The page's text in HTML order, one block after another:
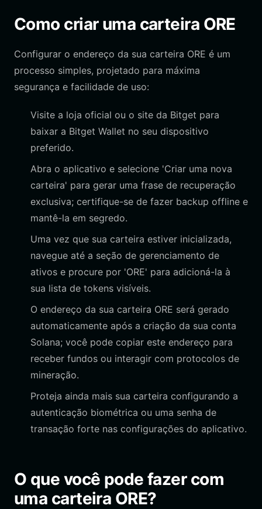
Como criar uma carteira ORE
Configurar o endereço da sua carteira ORE é um
processo simples, projetado para máxima
segurança e facilidade de uso:
Visite a loja oficial ou o site da Bitget para
baixar a Bitget Wallet no seu dispositivo
preferido.
Abra o aplicativo e selecione 'Criar uma nova
carteira' para gerar uma frase de recuperação
exclusiva; certifique-se de fazer backup offline e
mantê-la em segredo.
Uma vez que sua carteira estiver inicializada,
navegue até a seção de gerenciamento de
ativos e procure por 'ORE' para adicioná-la à
sua lista de tokens visíveis.
O endereço da sua carteira ORE será gerado
automaticamente após a criação da sua conta
Solana; você pode copiar este endereço para
receber fundos ou interagir com protocolos de
mineração.
Proteja ainda mais sua carteira configurando a
autenticação biométrica ou uma senha de
transação forte nas configurações do aplicativo.
O que você pode fazer com
uma carteira ORE?